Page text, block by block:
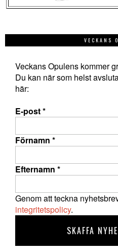
VECKANS
Veckans Opulens kommer
Du kan när som helst
här:
E-post*
Förnamn *
Efternamn *
Genom att teckna
integritetspolicy.